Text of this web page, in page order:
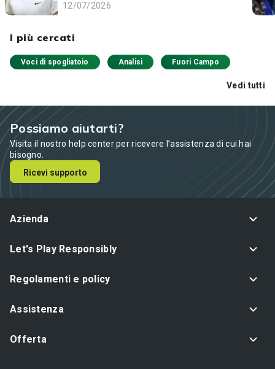
12/07/2026
I più cercati
Voci di spogliatoio Analisi Fuori Campo
Vedi tutti
Possiamo aiutarti?
Visita il nostro help center per ricevere l’assistenza di cui hai
bisogno.
Ricevi supporto
Azienda
Let's Play Responsibly
Regolamenti e policy
Assistenza
Offerta